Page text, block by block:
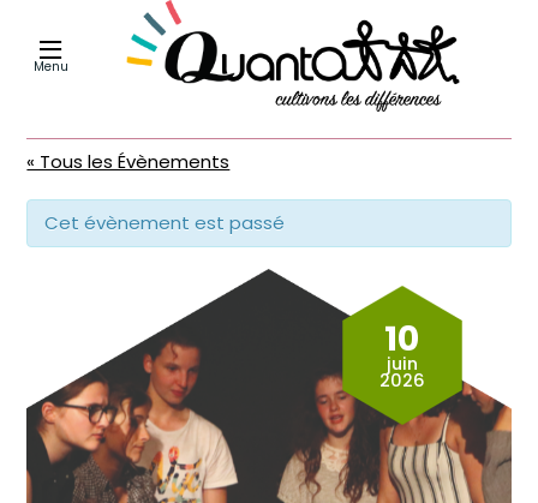
Menu
« Tous les Évènements
Cet évènement est passé
10
juin
2026